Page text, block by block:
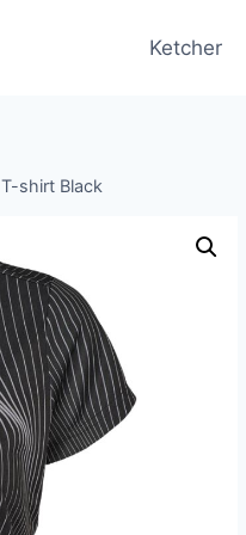
Ketcher
shirt Black